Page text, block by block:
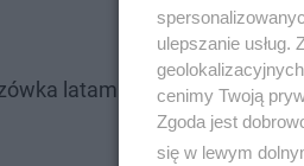
mówi
latami walczyli
ulepszanie
cenimy Twoją
Zgoda jest
się w lewym